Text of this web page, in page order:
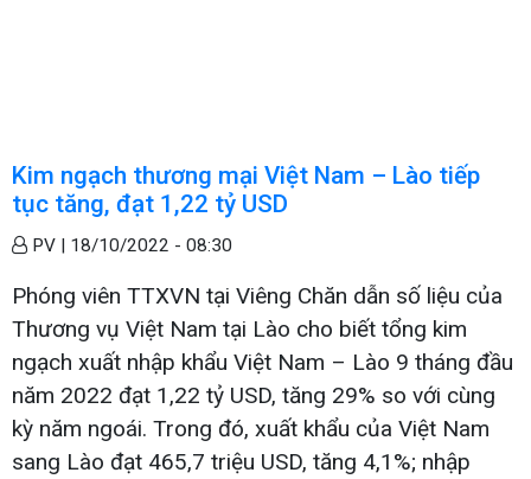
Kim ngạch thương mại Việt Nam – Lào tiếp
tục tăng, đạt 1,22 tỷ USD
PV | 18/10/2022 - 08:30
Phóng viên TTXVN tại Viêng Chăn dẫn số liệu của
Thương vụ Việt Nam tại Lào cho biết tổng kim
ngạch xuất nhập khẩu Việt Nam – Lào 9 tháng đầu
năm 2022 đạt 1,22 tỷ USD, tăng 29% so với cùng
kỳ năm ngoái. Trong đó, xuất khẩu của Việt Nam
sang Lào đạt 465,7 triệu USD, tăng 4,1%; nhập